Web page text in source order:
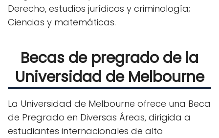
Derecho, estudios jurídicos y criminología;
Ciencias y matemáticas.
Becas de pregrado de la
Universidad de Melbourne
La Universidad de Melbourne ofrece una Beca
de Pregrado en Diversas Áreas, dirigida a
estudiantes internacionales de alto